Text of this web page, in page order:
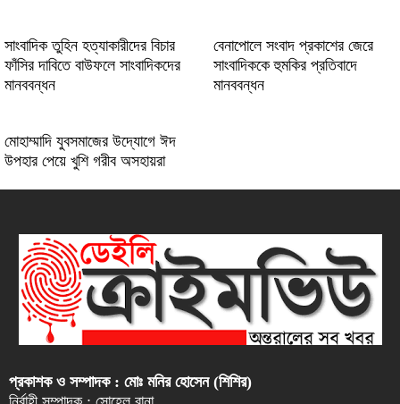
সাংবাদিক তুহিন হত্যাকারীদের বিচার
ফাঁসির দাবিতে বাউফলে সাংবাদিকদের
মানববন্ধন
বেনাপোলে সংবাদ প্রকাশের জেরে
সাংবাদিককে হুমকির প্রতিবাদে
মানববন্ধন
মোহাম্মাদি যুবসমাজের উদ্যোগে ঈদ
উপহার পেয়ে খুশি গরীব অসহায়রা
প্রকাশক ও সম্পাদক : মোঃ মনির হোসেন (শিশির)